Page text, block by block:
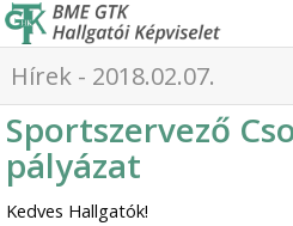
Hírek - 2018.02.07.
Sportszervező
pályázat
Kedves Hallgatók!